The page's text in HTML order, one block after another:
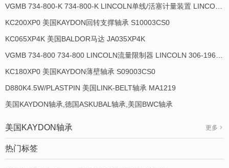
KC200XP0 美国KAYDON回转支撑轴承 S10003CS0
KC065XP4K 美国BALDOR马达 JA035XP4K
KC180XP0 美国KAYDON薄壁轴承 S09003CS0
D880K4.5W/PLASTPIN 美国LINK-BELT轴承 MA1219
美国KAYDON轴承,德国ASKUBAL轴承,美国BWC轴承
美国KAYDON轴承 更多
热门标签